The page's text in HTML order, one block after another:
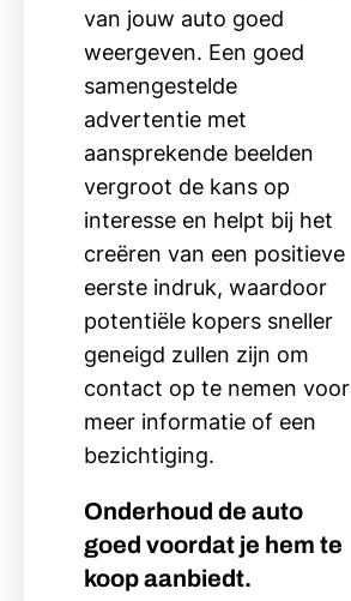
van jouw auto goed
weergeven. Een goed
samengestelde
advertentie met
aansprekende beelden
vergroot de kans op
interesse en helpt bij het
creëren van een positieve
eerste indruk, waardoor
potentiële kopers sneller
geneigd zullen zijn om
contact op te nemen voor
meer informatie of een
bezichtiging.
Onderhoud de auto
goed voordat je hem te
koop aanbiedt.